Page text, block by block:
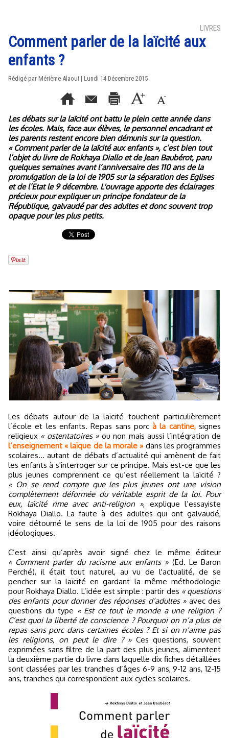
LIVRES
Comment parler de la laïcité aux
enfants ?
Rédigé par Mérième Alaoui | Lundi 14 Décembre 2015
Les débats sur la laïcité ont battu le plein cette année dans
les écoles. Mais, face aux élèves, le personnel encadrant et
les parents restent encore bien démunis sur la question.
« Comment parler de la laïcité aux enfants », c’est bien tout
l’objet du livre de Rokhaya Diallo et de Jean Baubérot, paru
quelques semaines avant l’anniversaire des 110 ans de la
promulgation de la loi de 1905 sur la séparation des Eglises
et de l’Etat le 9 décembre. L'ouvrage apporte des éclairages
précieux pour expliquer un principe fondateur de la
République, galvaudé par des adultes et donc souvent trop
opaque pour les plus petits.
Les débats autour de la laïcité touchent particulièrement
l’école et les enfants. Repas sans porcà la cantine,signes
religieux « ostentatoires »ou non mais aussi l’intégration de
l’enseignement « laïque de la morale »dans les programmes
scolaires… autant de débats d’actualité qui amènent de fait
les enfants à s'interroger sur ce principe. Mais est-ce que les
plus jeunes comprennent ce qu’est réellement la laïcité ?
« On se rend compte que les plus jeunes ont une vision
complètement déformée du véritable esprit de la loi. Pour
eux, laïcité rime avec anti-religion », explique l’essayiste
Rokhaya Diallo. La faute à des adultes qui ont galvaudé,
voire détourné le sens de la loi de 1905 pour des raisons
idéologiques.
C’est ainsi qu’après avoir signé chez le même éditeur
« Comment parler du racisme aux enfants »(Ed. Le Baron
Perché), il était tout naturel, au vu de l'actualité, de se
pencher sur la laïcité en gardant la même méthodologie
pour Rokhaya Diallo. L’idée est simple : partir des « questions
des enfants pour donner des réponses d’adultes »avec des
questions du type « Est ce tout le monde a une religion ?
C’est quoi la liberté de conscience ? Pourquoi on n’a plus de
repas sans porc dans certaines écoles ? Et si on n’aime pas
les religions, on peut le dire ? »Ces questions, souvent
exprimées sans filtre de la part des plus jeunes, alimentent
la deuxième partie du livre dans laquelle dix fiches détaillées
sont classées par les tranches d’âges 6-9 ans, 9-12 ans, 12-15
ans, tranches qui correspondent aux cycles scolaires.